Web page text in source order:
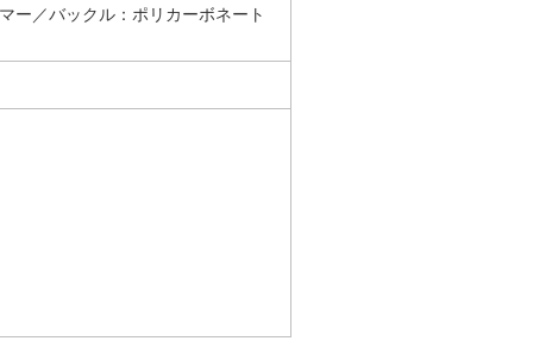
ー／バックル：ポリカーボネート